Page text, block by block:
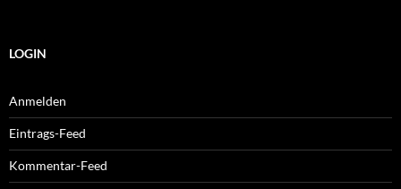
LOGIN
Anmelden
Eintrags-Feed
Kommentar-Feed